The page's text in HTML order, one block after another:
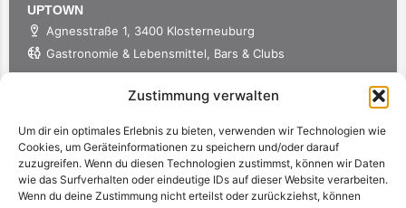
Zustimmung verwalten
Um dir ein optimales Erlebnis zu bieten, verwenden wir Technologien wie
Cookies, um Geräteinformationen zu speichern und/oder darauf
zuzugreifen. Wenn du diesen Technologien zustimmst, können wir Daten
wie das Surfverhalten oder eindeutige IDs auf dieser Website verarbeiten.
Wenn du deine Zustimmung nicht erteilst oder zurückziehst, können
UPTOWN
Agnesstraße 1, 3400 Klosterneuburg
Gastronomie & Lebensmittel, Bars & Clubs
MOSA37